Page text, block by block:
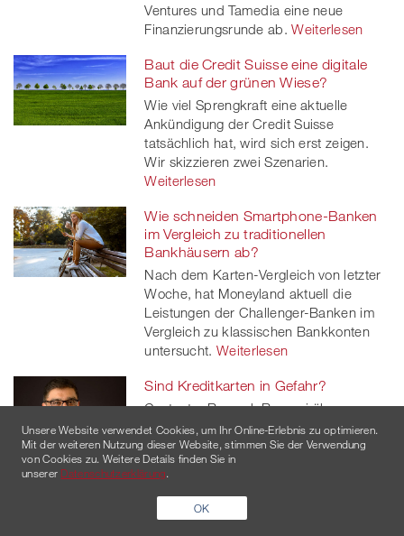
Ventures und Tamedia eine neue
Finanzierungsrunde ab. Weiterlesen
Baut die Credit Suisse eine digitale
Bank auf der grünen Wiese?
Wie viel Sprengkraft eine aktuelle
Ankündigung der Credit Suisse
tatsächlich hat, wird sich erst zeigen.
Wir skizzieren zwei Szenarien.
Weiterlesen
Wie schneiden Smartphone-Banken
im Vergleich zu traditionellen
Bankhäusern ab?
Nach dem Karten-Vergleich von letzter
Woche, hat Moneyland aktuell die
Leistungen der Challenger-Banken im
Vergleich zu klassischen Bankkonten
untersucht. Weiterlesen
Sind Kreditkarten in Gefahr?
Gastautor Ramesh Ramani über
Entwicklungen im Zahlungsverkehr,
welche auch und gerade Kartenanbieter
vor Herausforderungen stellen.
Weiterlesen
Bewegung an der Kartenfront und
Unsere Website verwendet Cookies, um Ihr Online-Erlebnis zu optimieren.
Mit der weiteren Nutzung dieser Website, stimmen Sie der Verwendung
von Cookies zu. Weitere Details finden Sie in
unserer Datenschutzerklärung.
OK